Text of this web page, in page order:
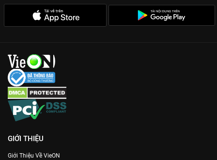
GIỚI THIỆU
Giới Thiệu Về VieON